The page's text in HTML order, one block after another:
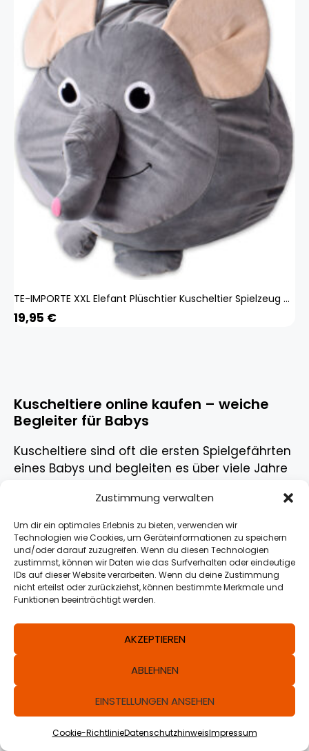
Zustimmung verwalten
Um dir ein optimales Erlebnis zu bieten, verwenden wir
Technologien wie Cookies, um Geräteinformationen zu speichern
und/oder darauf zuzugreifen. Wenn du diesen Technologien
zustimmst, können wir Daten wie das Surfverhalten oder eindeutige
IDs auf dieser Website verarbeiten. Wenn du deine Zustimmung
nicht erteilst oder zurückziehst, können bestimmte Merkmale und
Funktionen beeinträchtigt werden.
AKZEPTIEREN
ABLEHNEN
EINSTELLUNGEN ANSEHEN
Cookie-RichtlinieDatenschutzhinweisImpressum
TE-IMPORTE XXL Elefant Plüschtier Kuscheltier Spielzeug Aufbewahrung Plüschsack 65cm Grau
19,95 €
Kuscheltiere online kaufen – weiche
Begleiter für Babys
Kuscheltiere sind oft die ersten Spielgefährten
eines Babys und begleiten es über viele Jahre
Einschlafen und werden schnell zu einem
treuen Freund. In unserem Onlineshop finden
Sie eine große Auswahl an hochwertigen
Kuscheltieren, die nicht nur niedlich aussehen,
sondern auch höchste Sicherheitsstandards
erfüllen. Wenn Sie ein Kuscheltier online
kaufen, sollten Sie darauf achten, dass es
schadstofffrei, weich und gut verarbeitet ist –
schließlich wird es oft gekuschelt, getragen
und geliebt.
Warum Kuscheltiere für Babys so
wichtig sind
Kuscheltiere spielen eine entscheidende Rolle
Produkt zum
hinzugefügt.
0 Artikel -0,00€
ZUR KASSE